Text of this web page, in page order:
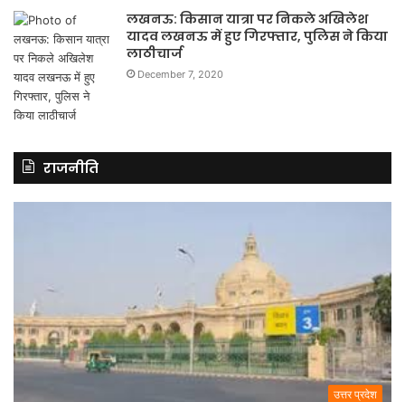
लखनऊ: किसान यात्रा पर निकले अखिलेश
यादव लखनऊ में हुए गिरफ्तार, पुलिस ने किया
लाठीचार्ज
December 7, 2020
राजनीति
उत्तर प्रदेश